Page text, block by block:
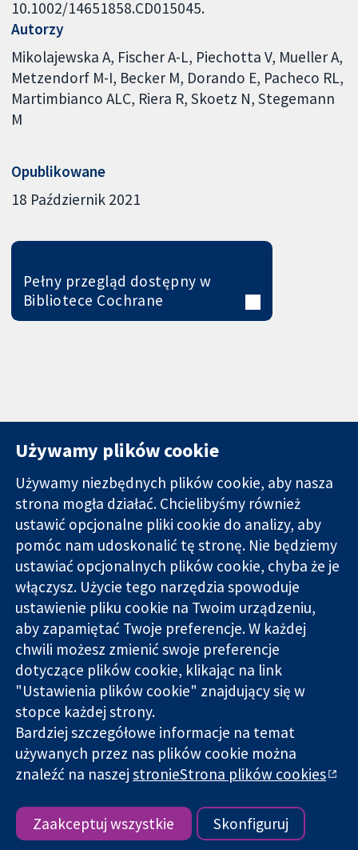
10.1002/14651858.CD015045.
Autorzy
Mikolajewska A Fischer A-L Piechotta V Mueller A
Metzendorf M-I Becker M Dorando E Pacheco RL
Martimbianco ALC Riera R Skoetz N Stegemann
M
Opublikowane
18 Październik 2021
Pełny przegląd dostępny w
Bibliotece Cochrane
Wiarygodne dane
naukowe.
Świadome
decyzje.
Lepsze zdrowie.
11-13 Cavendish
Square
Londyn
W1G 0AN
Wielka Brytania
Kontakt
Nowości
Biuro
prasowe
O nas
Praca
Cochrane
Library
Cochrane Collaboration to organizacja charytatywna (nr
1045921) i spółka z ograniczoną odpowiedzialnością (nr
03044323) zarejestrowana w Anglii i Walii. Numer rejestracyjny
VAT GB 718
Copyright © 2026 The Cochrane Collaboration
Warunki korzystania ze strony internetowej|Informacje
prawne|Prywatność|Polityka plików cookies|Ustawienia
plików cookie
Używamy plików cookie
Używamy niezbędnych plików cookie, aby nasza
strona mogła działać. Chcielibyśmy również
ustawić opcjonalne pliki cookie do analizy, aby
pomóc nam udoskonalić tę stronę. Nie będziemy
ustawiać opcjonalnych plików cookie, chyba że je
włączysz. Użycie tego narzędzia spowoduje
ustawienie pliku cookie na Twoim urządzeniu,
aby zapamiętać Twoje preferencje. W każdej
chwili możesz zmienić swoje preferencje
dotyczące plików cookie, klikając na link
"Ustawienia plików cookie" znajdujący się w
stopce każdej strony.
Bardziej szczegółowe informacje na temat
używanych przez nas plików cookie można
znaleźć na naszejstronieStrona plików cookies
Zaakceptuj wszystkie Skonfiguruj